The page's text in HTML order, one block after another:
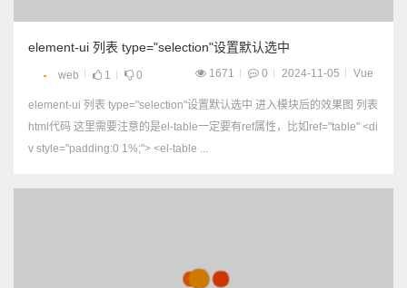
element-ui 列表 type="selection"设置默认选中
web 1 0 1671 0 2024-11-05 Vue
element-ui 列表 type="selection"设置默认选中 进入模块后的效果图 列表
html代码 这里需要注意的是el-table一定要有ref属性，比如ref="table" <di
v style="padding:0 1%;"> <el-table ...